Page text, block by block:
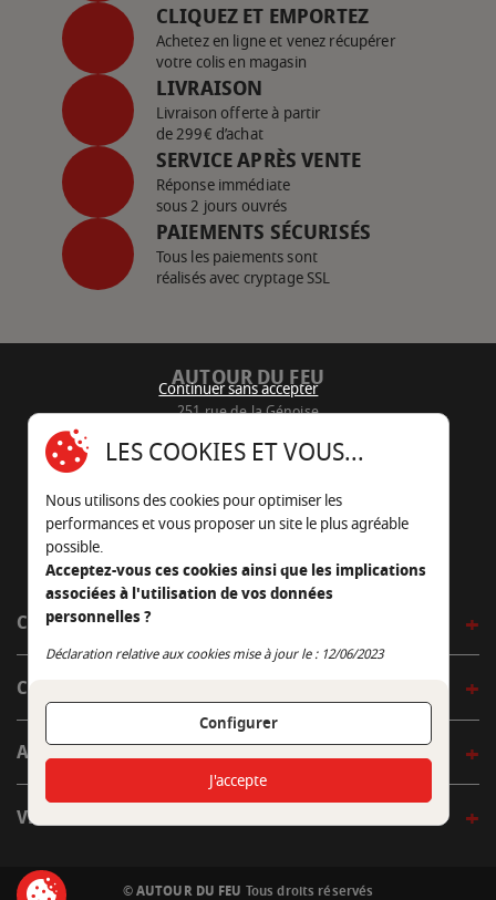
CLIQUEZ ET EMPORTEZ
Achetez en ligne et venez récupérer
votre colis en magasin
LIVRAISON
Livraison offerte à partir
de 299€ d’achat
SERVICE APRÈS VENTE
Réponse immédiate
sous 2 jours ouvrés
PAIEMENTS SÉCURISÉS
Tous les paiements sont
réalisés avec cryptage SSL
AUTOUR DU FEU
251 rue de la Génoise
05 45 22 98 09
Nous envoyer un e-mail
CÔTÉ OUTDOOR
CÔTÉ INDOOR
AUTOUR DE LA TABLE
VENIR EN BOUTIQUE
© AUTOUR DU FEU Tous droits réservés
Continuer sans accepter
LES COOKIES ET VOUS...
Nous utilisons des cookies pour optimiser les
performances et vous proposer un site le plus agréable
possible.
Acceptez-vous ces cookies ainsi que les implications
associées à l'utilisation de vos données
personnelles ?
Déclaration relative aux cookies mise à jour le : 12/06/2023
Configurer
Continuer sans accepter
J'accepte